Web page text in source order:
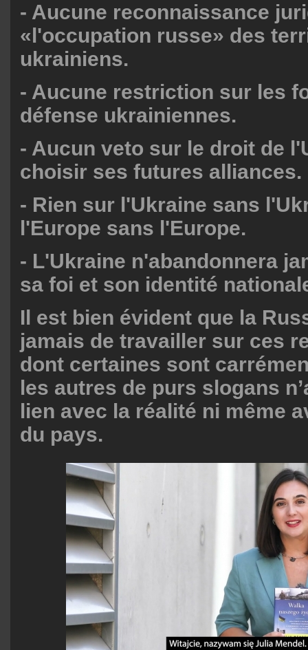
- Aucune reconnaissance
«l'occupation russe» des
ukrainiens.
- Aucune restriction sur les
défense ukrainiennes.
- Aucun veto sur le droit de
choisir ses futures alliances.
- Rien sur l'Ukraine sans
l'Europe sans l'Europe.
- L'Ukraine n'abandonnera
sa foi et son identité
Il est bien évident que la
jamais de travailler sur ces
dont certaines sont
les autres de purs slogans
lien avec la réalité ni même
du pays.